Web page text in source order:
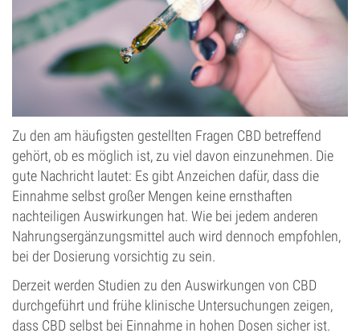
Zu den am häufigsten gestellten Fragen CBD betreffend
gehört, ob es möglich ist, zu viel davon einzunehmen. Die
gute Nachricht lautet: Es gibt Anzeichen dafür, dass die
Einnahme selbst großer Mengen keine ernsthaften
nachteiligen Auswirkungen hat. Wie bei jedem anderen
Nahrungsergänzungsmittel auch wird dennoch empfohlen,
bei der Dosierung vorsichtig zu sein.
Derzeit werden Studien zu den Auswirkungen von CBD
durchgeführt und frühe klinische Untersuchungen zeigen,
dass CBD selbst bei Einnahme in hohen Dosen sicher ist.